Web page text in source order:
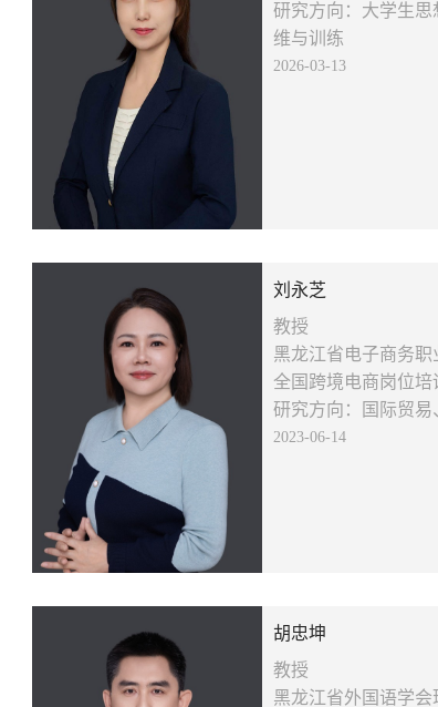
研究方向：大学生
维与训练
2026-03-13
刘永芝
教授
黑龙江省电子商务
全国跨境电商岗位培
研究方向：国际贸
2023-06-14
胡忠坤
教授
黑龙江省外国语学会